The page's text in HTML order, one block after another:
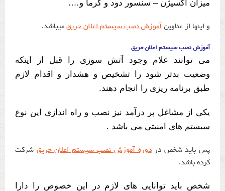
میزان اکسیژن – سنسور دود و گرما و….
و اینها از عناوین آموزش نصب سیستم اعلان حریق میباشد.
آموزش نصب سیستم اعلان حریق
می توانند علام وجود آتش سوزی را قبل از اینکه
وضعیت بدتر شود را تشخیص و هشدار و اقدام لازم
طبق برنامه ریزی را انجام دهند.
یکی از مشاغل پر درآمد نیز نصب و راه اندازی این نوع
سیستم های امنیتی می باشد .
پس باید شخص دردوره آموزش نصب سیستم اعلان حریق شرکت
کرده باشد.
شخص باید توانایی های لازم در این خصوص را دارا